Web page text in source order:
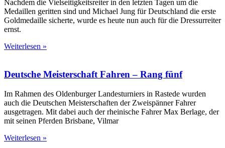
Nachdem die Vielseitigkeitsreiter in den letzten Tagen um die
Medaillen geritten sind und Michael Jung für Deutschland die erste
Goldmedaille sicherte, wurde es heute nun auch für die Dressurreiter
ernst.
Weiterlesen »
Deutsche Meisterschaft Fahren – Rang fünf
Im Rahmen des Oldenburger Landesturniers in Rastede wurden
auch die Deutschen Meisterschaften der Zweispänner Fahrer
ausgetragen. Mit dabei auch der rheinische Fahrer Max Berlage, der
mit seinen Pferden Brisbane, Vilmar
Weiterlesen »